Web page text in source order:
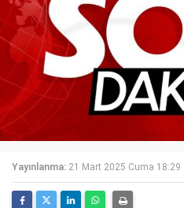
Yayınlanma: 21 Mart 2025 Cuma 18:29